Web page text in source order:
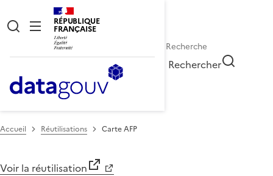
RÉPUBLIQUE
FRANÇAISE
Rechercher
Accueil Réutilisations Carte AFP
Voir la réutilisation